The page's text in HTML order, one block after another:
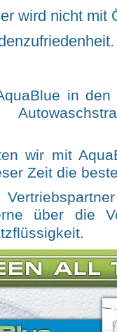
wird nicht mit
in den
wir mit
Zeit die
über die